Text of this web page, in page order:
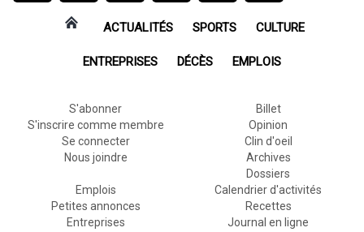
ACTUALITÉS SPORTS CULTURE
ENTREPRISES DÉCÈS EMPLOIS
S'abonner
S'inscrire comme membre
Se connecter
Nous joindre
Billet
Opinion
Clin d'oeil
Archives
Dossiers
Emplois
Petites annonces
Entreprises
Calendrier d'activités
Recettes
Journal en ligne